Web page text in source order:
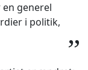
generel
i politik,
”